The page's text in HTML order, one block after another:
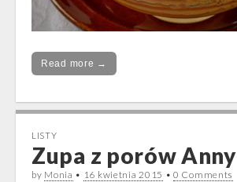
Read more →
LISTY
Zupa z porów Anny
by Monia • 16 kwietnia 2015 •0 Comments